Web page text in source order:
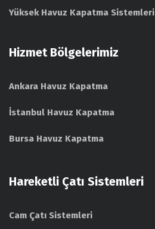
Yüksek Havuz Kapatma Sistemleri
Hizmet Bölgelerimiz
Ankara Havuz Kapatma
İstanbul Havuz Kapatma
Bursa Havuz Kapatma
Hareketli Çatı Sistemleri
Cam Çatı Sistemleri